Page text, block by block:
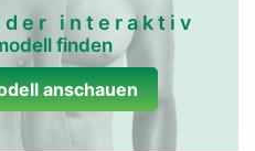
interaktiv
finden
anschauen